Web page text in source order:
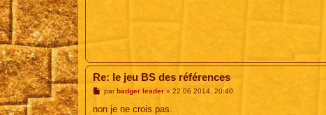
Re: le jeu BS des références
M
s
parbadger leader» 22 06 2014, 20:40
non je ne crois pas.